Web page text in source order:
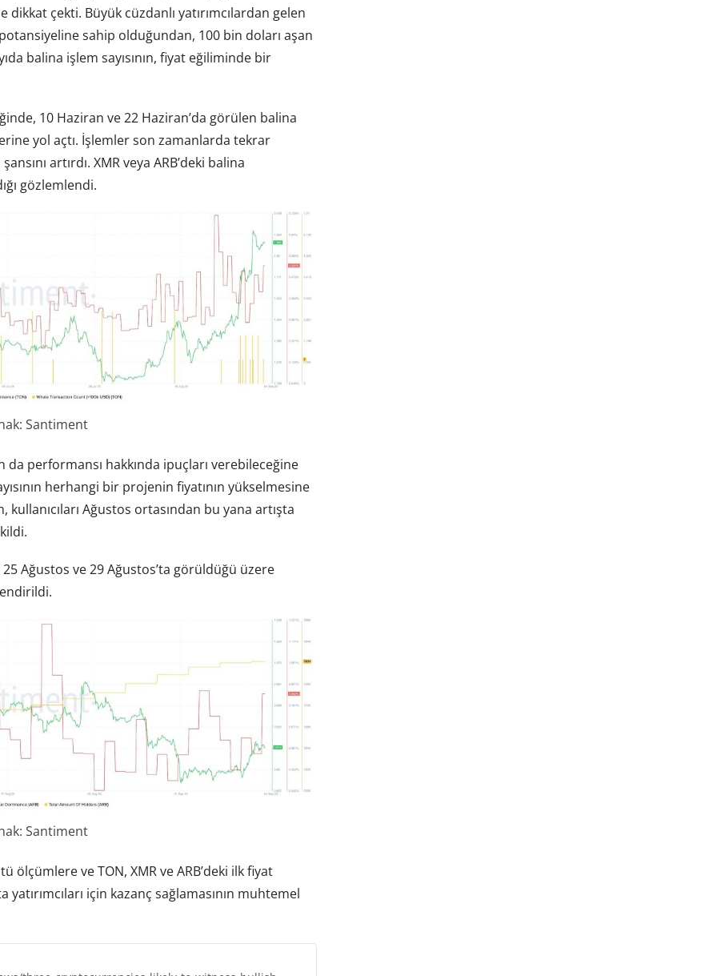
çekti. Büyük cüzdanlı yatırımcılardan gelen
sahip olduğundan, 100 bin doları aşan
balina işlem sayısının, fiyat eğiliminde bir
10 Haziran ve 22 Haziran’da görülen balina
yol açtı. İşlemler son zamanlarda tekrar
artırdı. XMR veya ARB’deki balina
gözlemlendi.
Santiment
da performansı hakkında ipuçları verebileceğine
herhangi bir projenin fiyatının yükselmesine
Ağustos ortasından bu yana artışta
25 Ağustos ve 29 Ağustos’ta görüldüğü üzere
Santiment
ve TON, XMR ve ARB’deki ilk fiyat
için kazanç sağlamasının muhtemel